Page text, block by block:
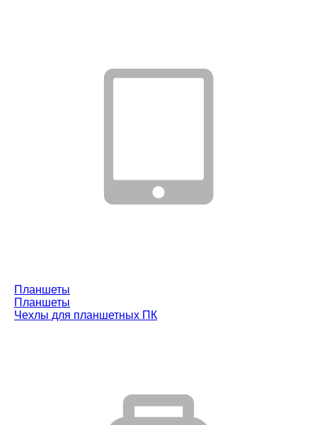
Планшеты
Планшеты
Чехлы для планшетных ПК